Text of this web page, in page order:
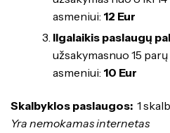
Istorija
Specialybės
poreikių
Specialybės
Mokymo
Brandos
PUPP
Kompetencijų
Vairuotojų
Traktorininkų
Formaliojo
asmeniui: 12 Eur
Ilgalaikis paslaugų
užsakymasnuo 15
asmeniui: 10 Eur
Skalbyklos paslaugos: 1
Yra nemokamas internetas